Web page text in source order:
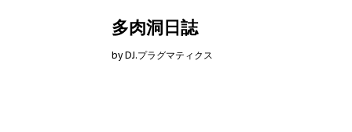
多肉洞日誌
by DJ.プラグマティクス